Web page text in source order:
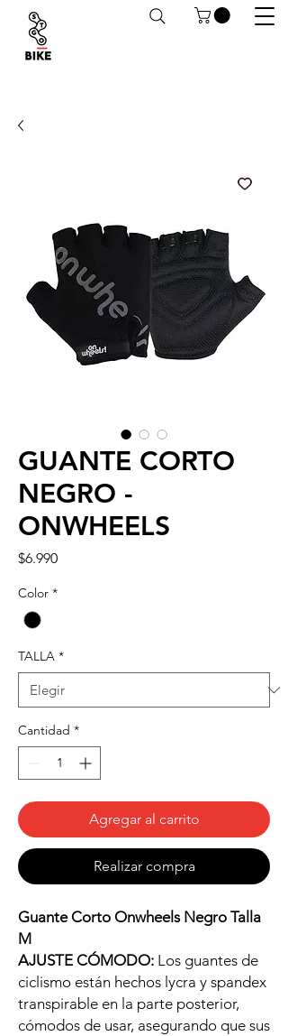
Despachos a todo Chile. Retiro en tiendas
GUANTE CORTO
NEGRO -
ONWHEELS
$6.990Precio
Color *
TALLA *
Cantidad *
Agregar al carrito
Realizar compra
Guante Corto Onwheels Negro Talla
M
AJUSTE CÓMODO: Los guantes de
ciclismo están hechos lycra y spandex
transpirable en la parte posterior,
cómodos de usar, asegurando que sus